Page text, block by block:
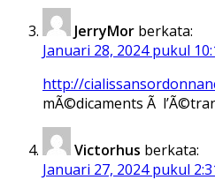
JerryMor berkata:
Januari 28, 2024 pukul
http://
mÃ©dicaments Ã
Victorhus berkata:
Januari 27, 2024 pukul